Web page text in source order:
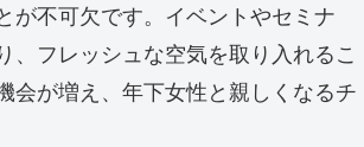
が不可欠です。イベントやセミナ
、フレッシュな空気を取り入れるこ
会が増え、年下女性と親しくなるチ